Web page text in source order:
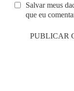
Salvar meus
que eu